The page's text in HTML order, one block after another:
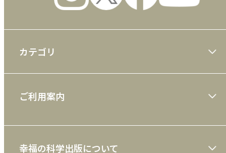
カテゴリ
ご利用案内
幸福の科学出版について